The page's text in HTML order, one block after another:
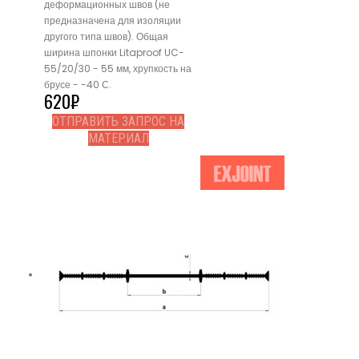
деформационных швов (не
предназначена для изоляции
другого типа швов). Общая
ширина шпонки Litaproof UC-
55/20/30 - 55 мм, хрупкость на
брусе - -40 С.
620₽
ОТПРАВИТЬ ЗАПРОС НА
МАТЕРИАЛ